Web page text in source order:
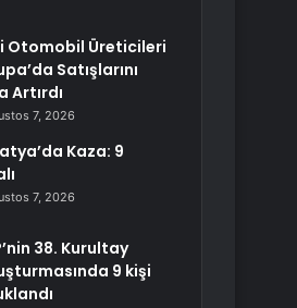
Otomobil Üreticileri
Satışlarını
Artırdı
7, 2026
Kaza: 9
7, 2026
38. Kurultay
9 kişi